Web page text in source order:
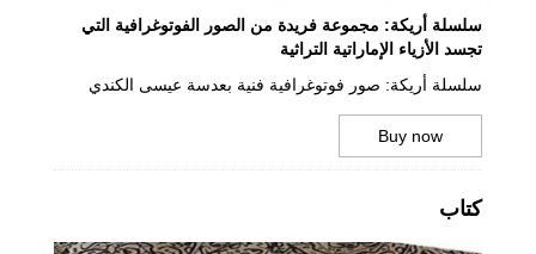
سلسلة أريكة: مجموعة فريدة من الصور الفوتوغرافية التي
تجسد الأزياء الإماراتية التراثية
سلسلة أريكة: صور فوتوغرافية فنية بعدسة عيسى الكندي
Buy now
كتاب